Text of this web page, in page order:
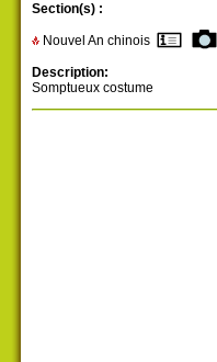
Section(s) :
Nouvel An chinois
Description:
Somptueux costume